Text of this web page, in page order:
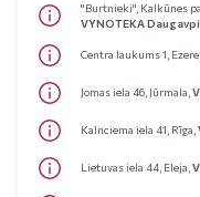
"Burtnieki", Kalkūnes
VYNOTEKA
Centra laukums 1, Ezere,
Jomas iela 46, Jūrmala,
Kalnciema iela 41, Rīga,
Lietuvas iela 44, Eleja,